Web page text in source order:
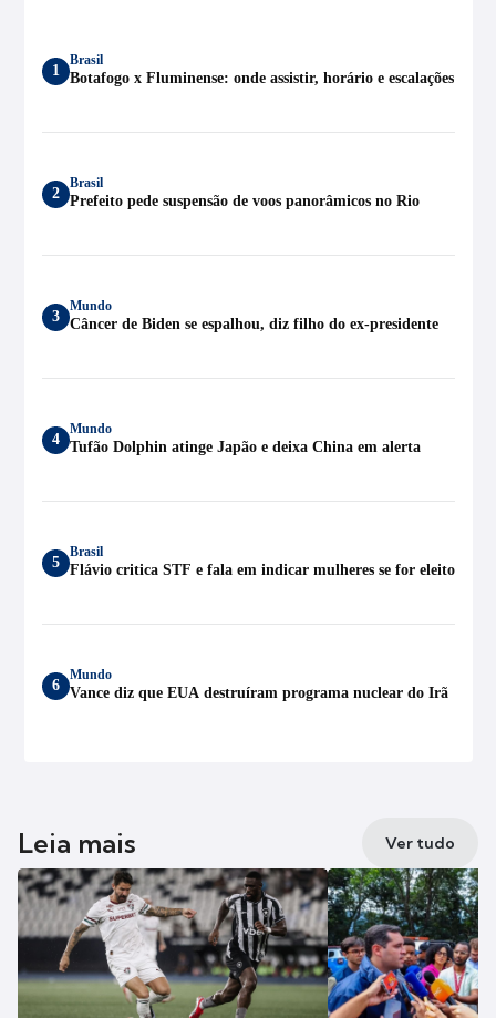
1
Brasil
Botafogo x Fluminense: onde assistir, horário e escalações
2
Brasil
Prefeito pede suspensão de voos panorâmicos no Rio
3
Mundo
Câncer de Biden se espalhou, diz filho do ex-presidente
4
Mundo
Tufão Dolphin atinge Japão e deixa China em alerta
5
Brasil
Flávio critica STF e fala em indicar mulheres se for eleito
6
Mundo
Vance diz que EUA destruíram programa nuclear do Irã
Leia mais Ver tudo